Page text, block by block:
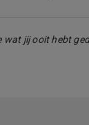
wat jij ooit hebt